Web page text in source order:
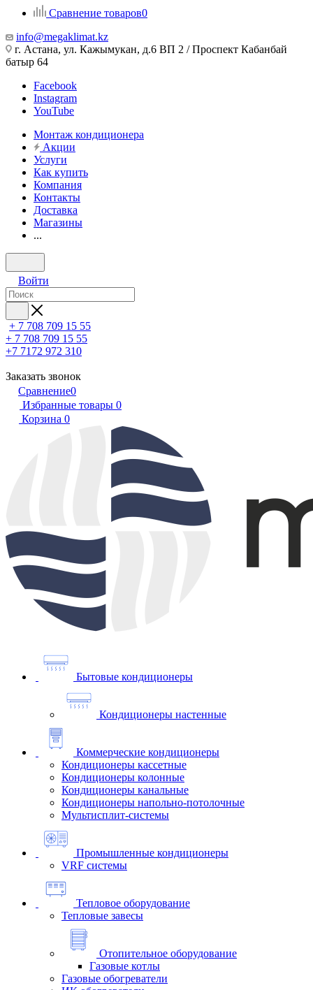
Сравнение товаров0
info@megaklimat.kz
г. Астана, ул. Кажымукан, д.6 ВП 2 / Проспект Кабанбай
батыр 64
Facebook
Instagram
YouTube
Монтаж кондиционера
Акции
Услуги
Как купить
Компания
Контакты
Доставка
Магазины
...
Войти
+ 7 708 709 15 55
+ 7 708 709 15 55
+7 7172 972 310
Заказать звонок
Сравнение0
Избранные товары 0
Корзина 0
Бытовые кондиционеры
Кондиционеры настенные
Коммерческие кондиционеры
Кондиционеры кассетные
Кондиционеры колонные
Кондиционеры канальные
Кондиционеры напольно-потолочные
Мультисплит-системы
Промышленные кондиционеры
VRF системы
Тепловое оборудование
Тепловые завесы
Отопительное оборудование
Газовые котлы
Газовые обогреватели